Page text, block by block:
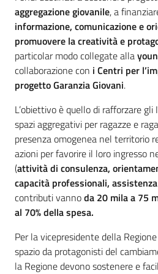
aggregazione giovanile, a
informazione, comunicazione e
promuovere la creatività e
particolar modo collegate alla
collaborazione con i Centri per
progetto Garanzia Giovani.
L’obiettivo è quello di rafforzare
spazi aggregativi per ragazze e
presenza omogenea nel territorio
azioni per favorire il loro ingresso
(attività di consulenza,
capacità professionali,
contributi vannoda 20 mila a 75
al 70% della spesa.
Per la vicepresidente della
spazio da protagonisti del
la Regione devono sostenere e